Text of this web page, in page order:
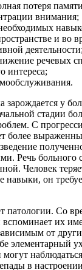
потеря
внимания;
и во
деятельности;
речевых
интереса;
зарождается у
стадии
С
более
Речь больного
Человек
он
патологии. Со
вспоминает их
от
элементарный
наблюдаться
в